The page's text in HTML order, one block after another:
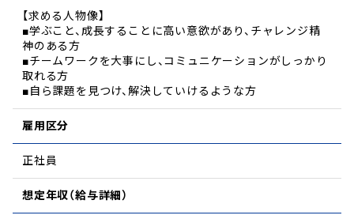
【求める人物像】
■学ぶこと、成長することに高い意欲があり、チャレンジ精
神のある方
■チームワークを大事にし、コミュニケーションがしっかり
取れる方
■自ら課題を見つけ、解決していけるような方
雇用区分
正社員
想定年収（給与詳細）